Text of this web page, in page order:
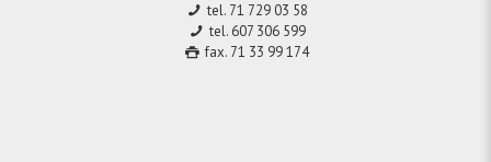
tel. 71 729 03 58
tel. 607 306 599
fax. 71 33 99 174